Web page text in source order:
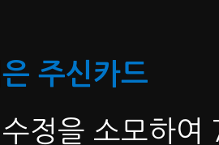
주신카드
정을 소모하여